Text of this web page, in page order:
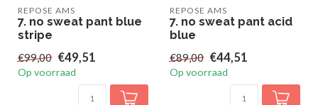
REPOSE AMS
7. no sweat pant blue
stripe
€99,00 €49,51
Op voorraad
REPOSE AMS
7. no sweat pant acid
blue
€89,00 €44,51
Op voorraad